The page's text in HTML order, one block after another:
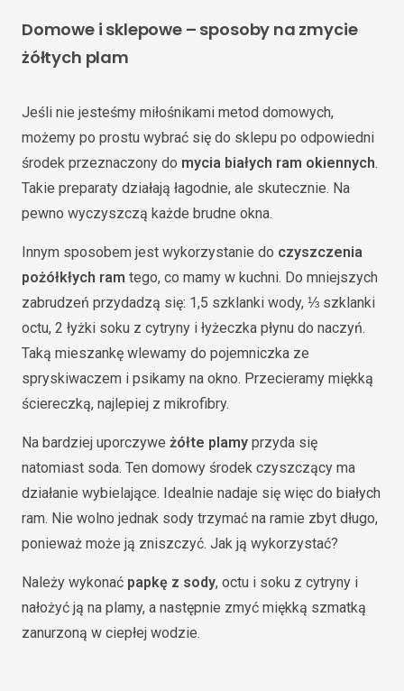
Domowe i sklepowe – sposoby na zmycie
żółtych plam
Jeśli nie jesteśmy miłośnikami metod domowych,
możemy po prostu wybrać się do sklepu po odpowiedni
środek przeznaczony do mycia białych ram okiennych.
Takie preparaty działają łagodnie, ale skutecznie. Na
pewno wyczyszczą każde brudne okna.
Innym sposobem jest wykorzystanie do czyszczenia
pożółkłych ram tego, co mamy w kuchni. Do mniejszych
zabrudzeń przydadzą się: 1,5 szklanki wody, ⅓ szklanki
octu, 2 łyżki soku z cytryny i łyżeczka płynu do naczyń.
Taką mieszankę wlewamy do pojemniczka ze
spryskiwaczem i psikamy na okno. Przecieramy miękką
ściereczką, najlepiej z mikrofibry.
Na bardziej uporczywe żółte plamy przyda się
natomiast soda. Ten domowy środek czyszczący ma
działanie wybielające. Idealnie nadaje się więc do białych
ram. Nie wolno jednak sody trzymać na ramie zbyt długo,
ponieważ może ją zniszczyć. Jak ją wykorzystać?
Należy wykonać papkę z sody, octu i soku z cytryny i
nałożyć ją na plamy, a następnie zmyć miękką szmatką
zanurzoną w ciepłej wodzie.